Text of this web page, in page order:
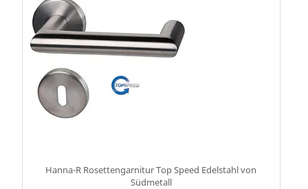
Hanna-R Rosettengarnitur Top Speed Edelstahl von
Südmetall